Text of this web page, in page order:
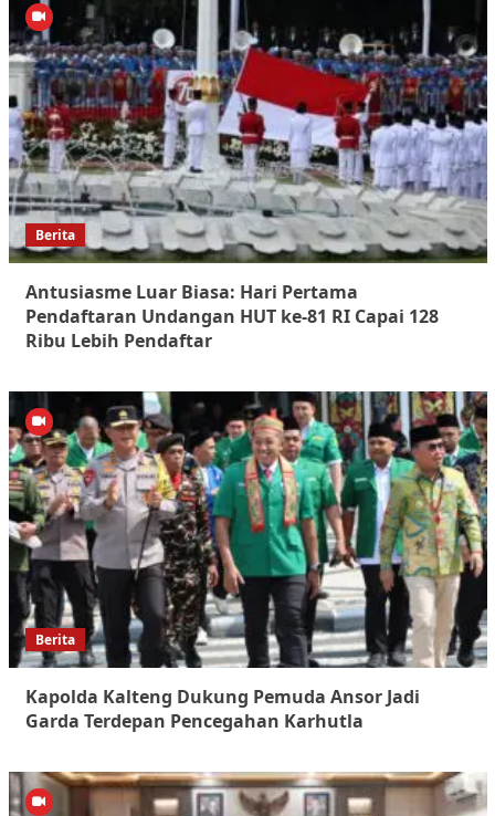
Berita
Antusiasme Luar Biasa: Hari Pertama
Pendaftaran Undangan HUT ke-81 RI Capai 128
Ribu Lebih Pendaftar
Berita
Kapolda Kalteng Dukung Pemuda Ansor Jadi
Garda Terdepan Pencegahan Karhutla